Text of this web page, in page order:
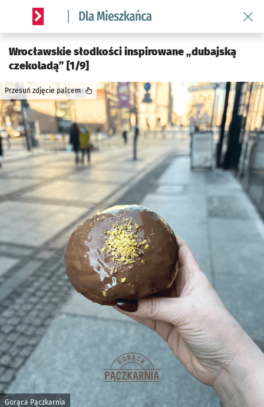
Serwis informacyjny wroclaw.pl podserwis: Dla mieszkańca
Wrocławskie słodkości inspirowane „dubajską
czekoladą” [1/9]
Gorąca Pączkarnia
Przesuń zdjęcie palcem